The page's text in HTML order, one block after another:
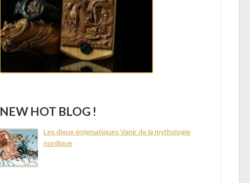
NEW HOT BLOG !
Les dieux énigmatiques Vanir de la mythologie
nordique